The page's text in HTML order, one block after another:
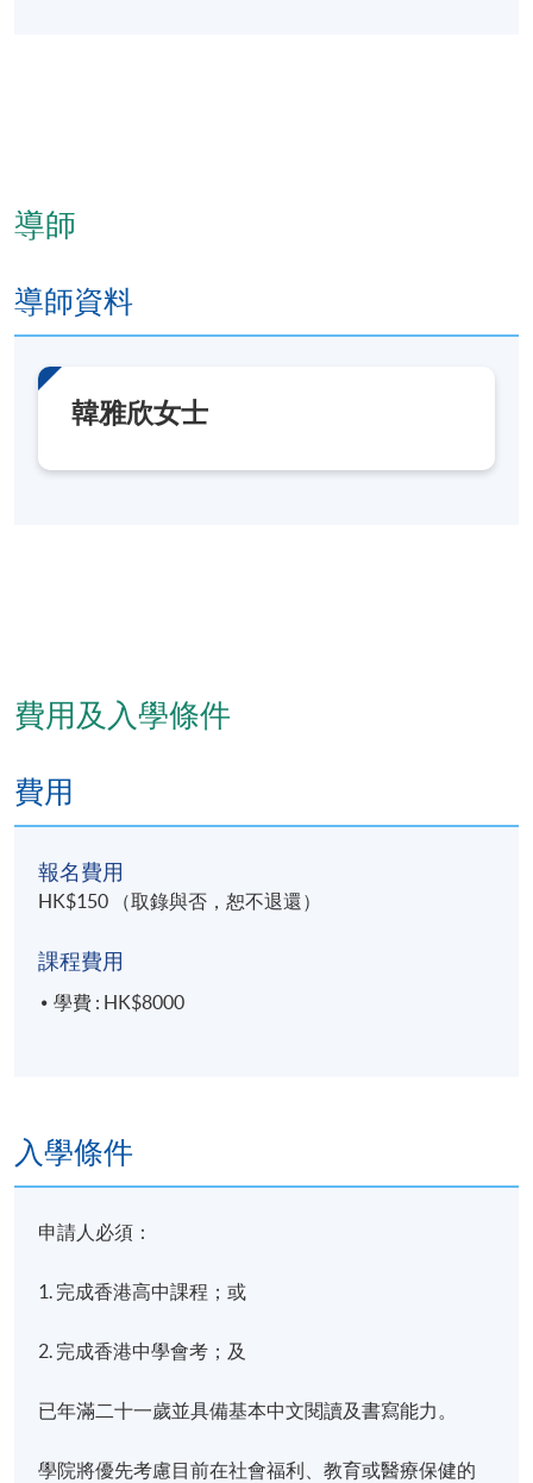
導師
導師資料
韓雅欣女士
費用及入學條件
費用
報名費用
HK$150 （取錄與否，恕不退還）
課程費用
學費 : HK$8000
入學條件
申請人必須：
1. 完成香港高中課程；或
2. 完成香港中學會考；及
已年滿二十一歲並具備基本中文閱讀及書寫能力。
學院將優先考慮目前在社會福利、教育或醫療保健的